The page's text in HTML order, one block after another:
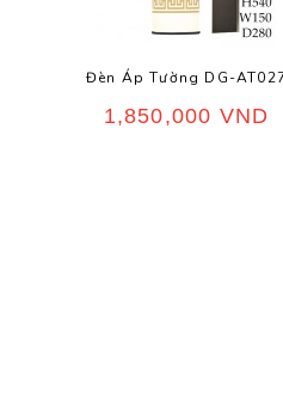
Đèn Áp Tường DG-
1,850,000 VND